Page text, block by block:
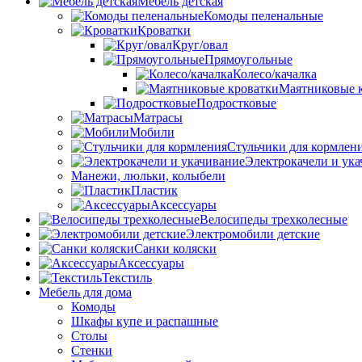
Комоды пеленальные
Кроватки
Круг/овал
Прямоугольные
Колесо/качалка
Маятниковые
Подростковые
Матрасы
Мобили
Стульчики для
Электрокачели и
Манежи, люльки, колыбели
Пластик
Аксессуары
Велосипеды трехколесные
Электромобили детские
Санки коляски
Аксессуары
Текстиль
Мебель для дома
Комоды
Шкафы купе и распашные
Столы
Стенки